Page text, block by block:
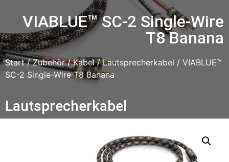
VIABLUE™ SC-2 Single-Wire
T8 Banana
Start/Zubehör/Kabel/Lautsprecherkabel / VIABLUE™
SC-2 Single-Wire T8 Banana
Lautsprecherkabel